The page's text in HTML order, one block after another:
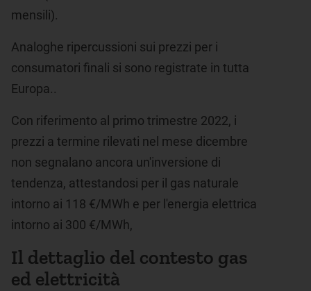
mensili).
Analoghe ripercussioni sui prezzi per i
consumatori finali si sono registrate in tutta
Europa..
Con riferimento al primo trimestre 2022, i
prezzi a termine rilevati nel mese dicembre
non segnalano ancora un'inversione di
tendenza, attestandosi per il gas naturale
intorno ai 118 €/MWh e per l'energia elettrica
intorno ai 300 €/MWh,
Il dettaglio del contesto gas
ed elettricità